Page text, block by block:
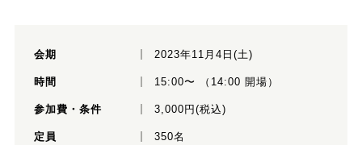
会期 2023年11月4日(土)
時間 15:00〜 （14:00 開場）
参加費・条件 3,000円(税込)
定員 350名